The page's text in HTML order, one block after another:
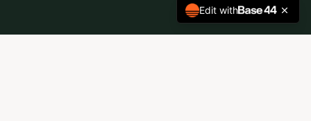
Edit with